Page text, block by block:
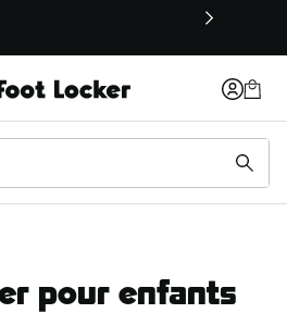
nouvelle fenêtre
pour enfants